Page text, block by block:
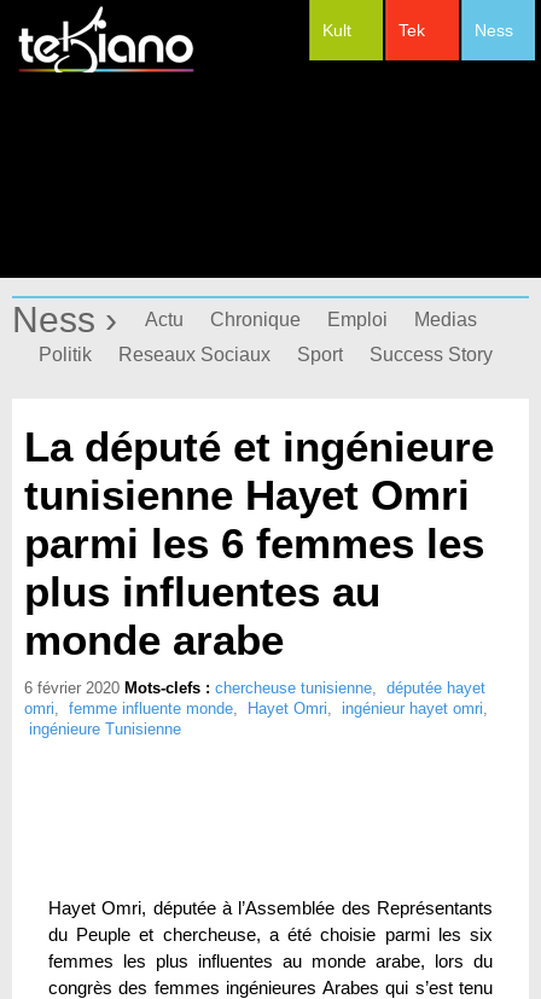
Ness
Tek
Kult
Ness › Actu Chronique Emploi
Medias
Politik
Reseaux Sociaux Sport Success Story
La député et ingénieure
tunisienne Hayet Omri
parmi les 6 femmes les
plus influentes au
monde arabe
6 février 2020 Mots-clefs : chercheuse tunisienne, députée hayet
omri, femme influente monde, Hayet Omri, ingénieur hayet omri,
ingénieure Tunisienne
Hayet Omri, députée à l’Assemblée des Représentants
du Peuple et chercheuse, a été choisie parmi les six
femmes les plus influentes au monde arabe, lors du
congrès des femmes ingénieures Arabes qui s’est tenu